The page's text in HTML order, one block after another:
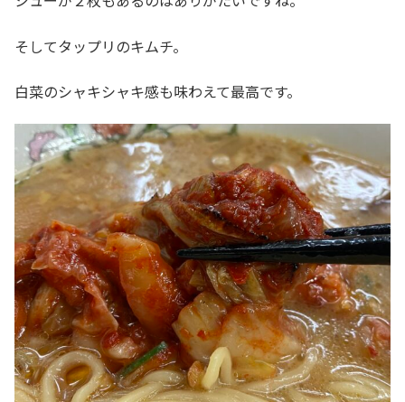
そしてタップリのキムチ。
白菜のシャキシャキ感も味わえて最高です。